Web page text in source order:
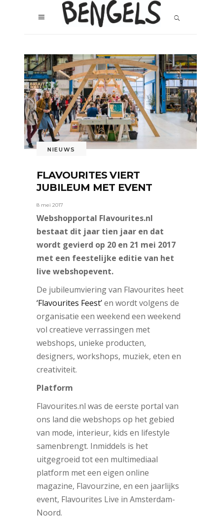
NIEUWS
FLAVOURITES VIERT
JUBILEUM MET EVENT
8 mei 2017
Webshopportal Flavourites.nl
bestaat dit jaar tien jaar en dat
wordt gevierd op 20 en 21 mei 2017
met een feestelijke editie van het
live webshopevent.
De jubileumviering van Flavourites heet
‘Flavourites Feest’en wordt volgens de
organisatie een weekend een weekend
vol creatieve verrassingen met
webshops, unieke producten,
designers, workshops, muziek, eten en
creativiteit.
Platform
Flavourites.nl was de eerste portal van
ons land die webshops op het gebied
van mode, interieur, kids en lifestyle
samenbrengt. Inmiddels is het
uitgegroeid tot een multimediaal
platform met een eigen online
magazine, Flavourzine, en een jaarlijks
event, Flavourites Live in Amsterdam-
Noord.